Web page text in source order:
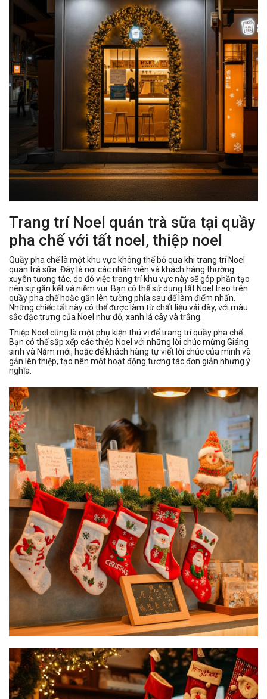
Trang trí Noel quán trà sữa tại quầy
pha chế với tất noel, thiệp noel
Quầy pha chế là một khu vực không thể bỏ qua khi trang trí Noel
quán trà sữa. Đây là nơi các nhân viên và khách hàng thường
xuyên tương tác, do đó việc trang trí khu vực này sẽ góp phần tạo
nên sự gắn kết và niềm vui. Bạn có thể sử dụng tất Noel treo trên
quầy pha chế hoặc gắn lên tường phía sau để làm điểm nhấn.
Những chiếc tất này có thể được làm từ chất liệu vải dày, với màu
sắc đặc trưng của Noel như đỏ, xanh lá cây và trắng.
Thiệp Noel cũng là một phụ kiện thú vị để trang trí quầy pha chế.
Bạn có thể sắp xếp các thiệp Noel với những lời chúc mừng Giáng
sinh và Năm mới, hoặc để khách hàng tự viết lời chúc của mình và
gắn lên thiệp, tạo nên một hoạt động tương tác đơn giản nhưng ý
nghĩa.